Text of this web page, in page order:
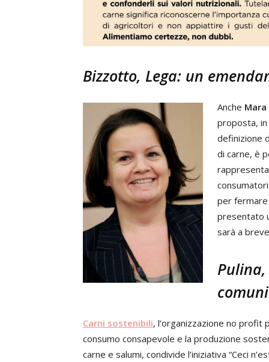
Bizzotto, Lega: un
Anche
proposta,
definizione
di carne, è
per fermare
presentato
sarà a
Carni sostenibili, l’organizzazione no profit
consumo consapevole e la produzione
carne e salumi, condivide l’iniziativa “Ceci